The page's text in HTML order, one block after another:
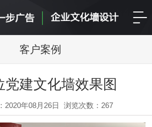
客户案例
党建文化墙效果图
2020年08月26日 浏览次数： 267